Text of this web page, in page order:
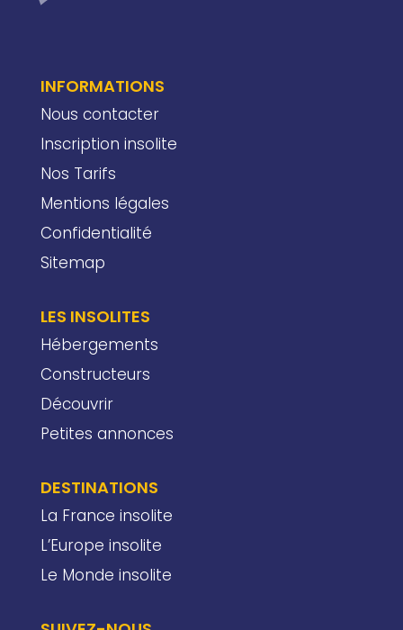
INFORMATIONS
Nous contacter
Inscription insolite
Nos Tarifs
Mentions légales
Confidentialité
Sitemap
LES INSOLITES
Hébergements
Constructeurs
Découvrir
Petites annonces
DESTINATIONS
La France insolite
L’Europe insolite
Le Monde insolite